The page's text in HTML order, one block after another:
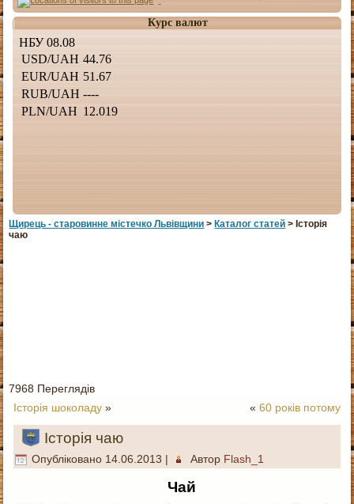
Курс валют
Щирець - старовинне мiстечко Львiвщини >Каталог статей > Історія
чаю
7968 Переглядів
Історія шоколаду » « 60 років потому
Історія чаю
Опубліковано 14.06.2013 | Автор Flash_1
Чай